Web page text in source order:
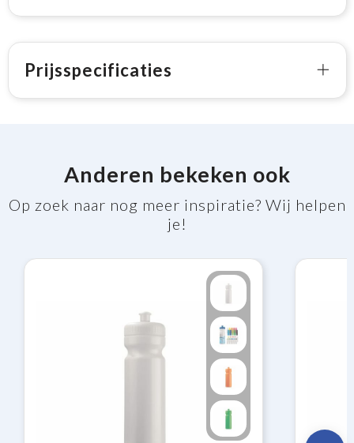
Prijsspecificaties
Anderen bekeken ook
Op zoek naar nog meer inspiratie? Wij helpen
je!